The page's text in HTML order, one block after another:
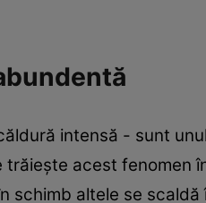
intensă - sunt
trăieşte acest fenomen
schimb altele se